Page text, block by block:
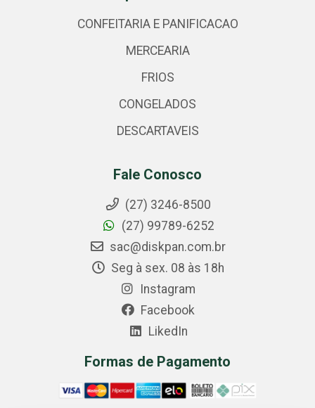
CONFEITARIA E PANIFICACAO
MERCEARIA
FRIOS
CONGELADOS
DESCARTAVEIS
Fale Conosco
(27) 3246-8500
(27) 99789-6252
sac@diskpan.com.br
Seg à sex. 08 às 18h
Instagram
Facebook
LikedIn
Formas de Pagamento